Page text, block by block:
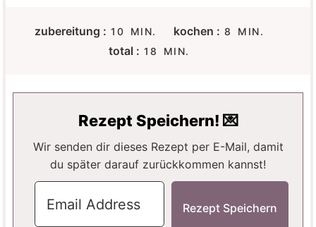
zubereitung : 10 M
N
T
N
MIN. kochen : 8
M
T
N
MIN.
total : 18 M
U
E
N
MIN.
Rezept Speichern! 💌
Wir senden dir dieses Rezept per E-Mail, damit
du später darauf zurückkommen kannst!